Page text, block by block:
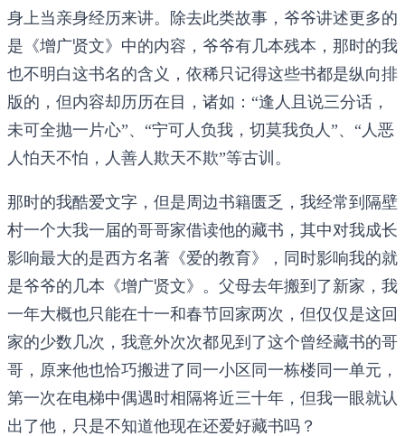
身上当亲身经历来讲。除去此类故事，爷爷讲述更多的
是《增广贤文》中的内容，爷爷有几本残本，那时的我
也不明白这书名的含义，依稀只记得这些书都是纵向排
版的，但内容却历历在目，诸如：“逢人且说三分话，
未可全抛一片心”、“宁可人负我，切莫我负人”、“人恶
人怕天不怕，人善人欺天不欺”等古训。
那时的我酷爱文字，但是周边书籍匮乏，我经常到隔壁
村一个大我一届的哥哥家借读他的藏书，其中对我成长
影响最大的是西方名著《爱的教育》，同时影响我的就
是爷爷的几本《增广贤文》。父母去年搬到了新家，我
一年大概也只能在十一和春节回家两次，但仅仅是这回
家的少数几次，我意外次次都见到了这个曾经藏书的哥
哥，原来他也恰巧搬进了同一小区同一栋楼同一单元，
第一次在电梯中偶遇时相隔将近三十年，但我一眼就认
出了他，只是不知道他现在还爱好藏书吗？